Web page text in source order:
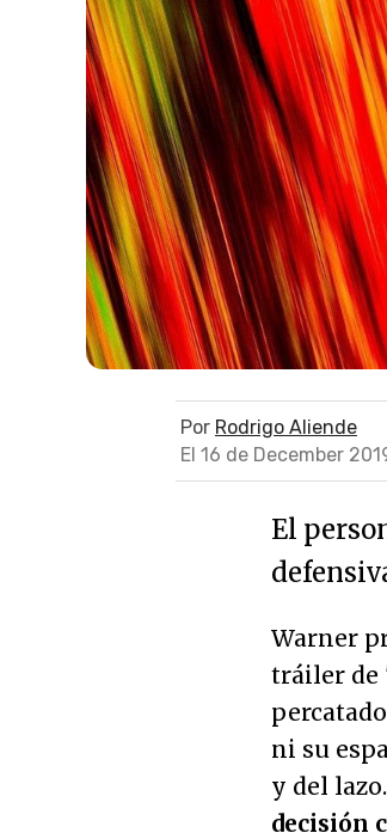
Por Rodrigo Aliende
El 16 de December
El
Warner
tráiler de
ni su
y del lazo.
decisión